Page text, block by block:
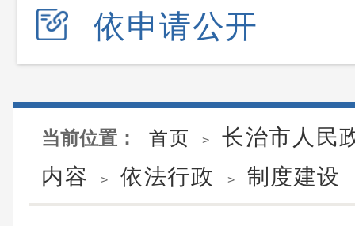
依申请公开
当前位置： 首页 >
长治市人民
内容
> 依法行政 > 制度建设